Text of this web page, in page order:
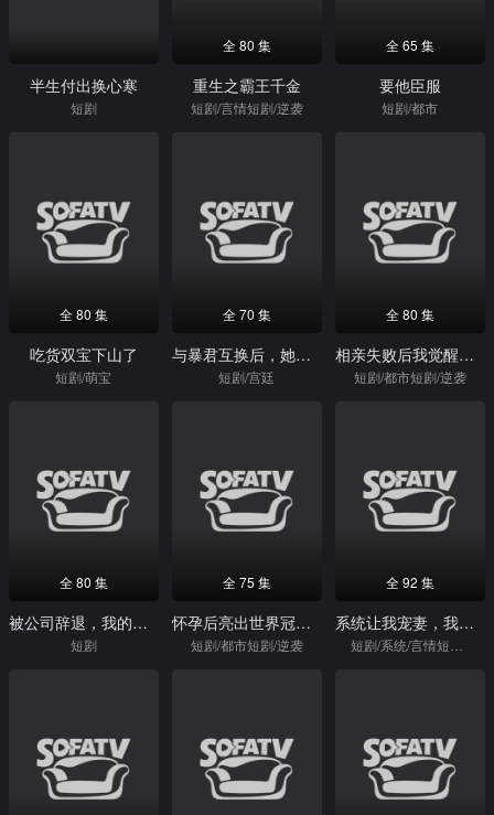
半生付出换心寒
短剧
全 80 集
重生之霸王千金
短剧/言情短剧/逆袭
全 65 集
要他臣服
短剧/都市
全 80 集
吃货双宝下山了
短剧/萌宝
全 70 集
与暴君互换后，她地狱开局
短剧/宫廷
全 80 集
相亲失败后我觉醒龙珠渔场
短剧/都市短剧/逆袭
全 80 集
被公司辞退，我的情报每日刷新
短剧
全 75 集
怀孕后亮出世界冠军身份
短剧/都市短剧/逆袭
全 92 集
系统让我宠妻，我却靠她发家致富